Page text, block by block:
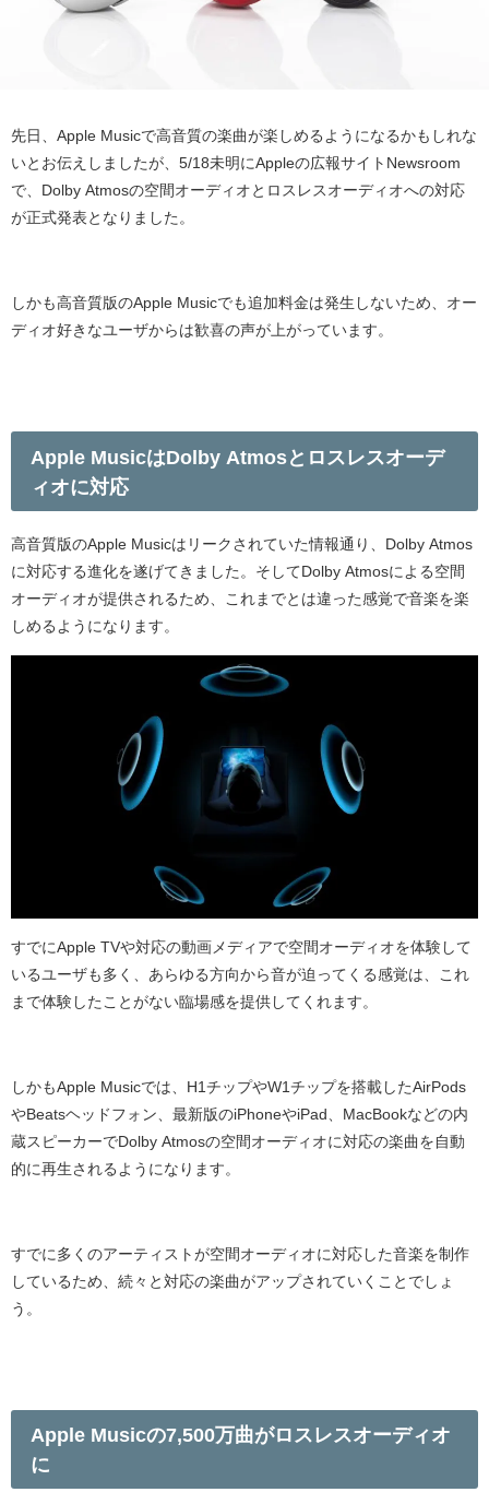
先日、 Apple Musicで高音質の楽曲が楽しめるようになるかもしれな
いとお伝えしましたが、 5/18未明にAppleの広報サイト Newsroom
で、
Dolby Atmosの空間オーディオとロスレスオーディオへの対応
が正式発表となりました。
しかも高音質版のApple Musicでも追加料金は発生しないため、オー
ディオ好きなユーザからは歓喜の声が上がっています。
Apple MusicはDolby Atmosとロスレスオーデ
ィオに対応
高音質版のApple Musicはリークされていた情報通り、 Dolby Atmos
に対応する進化を遂げてきました。そしてDolby Atmosによる空間
オーディオが提供されるため、これまでとは違った感覚で音楽を楽
しめるようになります。
すでに Apple TVや対応の動画メディアで空間オーディオを体験して
いるユーザも多く、あらゆる方向から音が迫ってくる感覚は、これ
まで体験したことがない臨場感を提供してくれます。
しかも Apple Musicでは、 H1 チップやW1 チップを搭載した AirPods
やBeatsヘッドフォン、最新版のiPhoneやiPad MacBookなどの内
蔵スピーカーでDolby Atmosの空間オーディオに対応の楽曲を自動
的に再生されるようになります。
すでに多くのアーティストが空間オーディオに対応した音楽を制作
しているため、続々と対応の楽曲がアップされていくことでしょ
う。
Apple Musicの7,500万曲がロスレスオーディオ
に